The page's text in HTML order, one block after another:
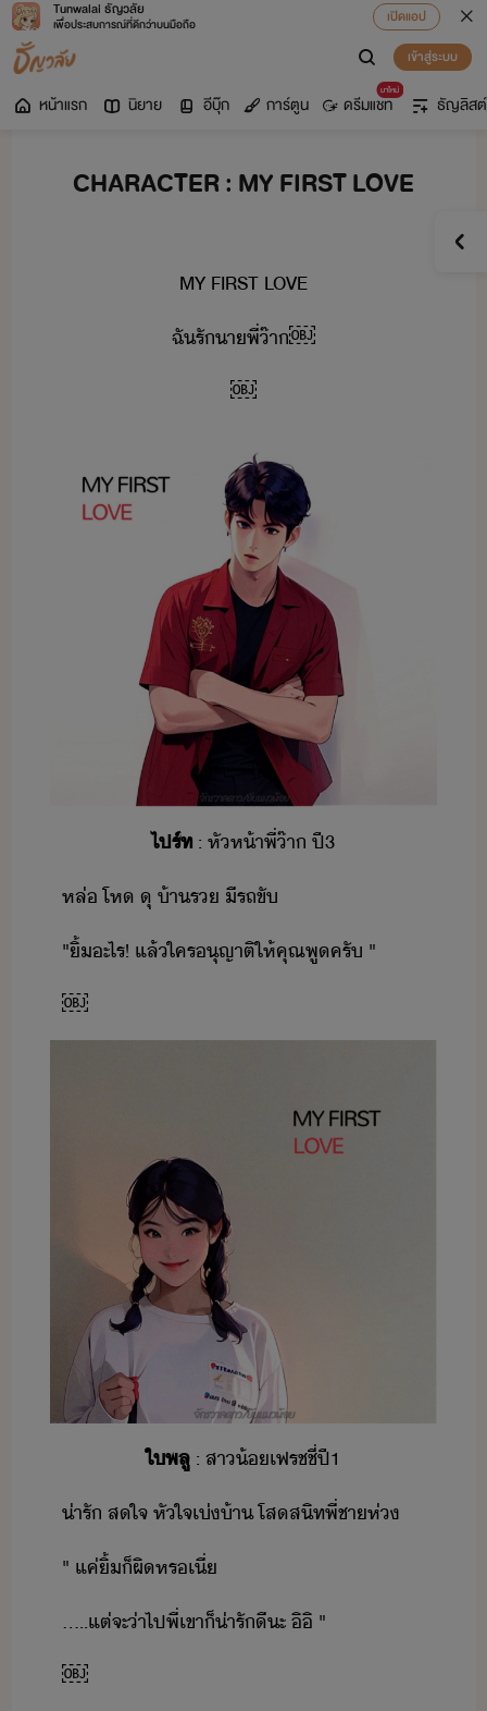
Tunwalai ธัญวลัย
เพื่อประสบการณ์ที่ดีกว่าบนมือถือ
เปิดแอป
เข้าสู่ระบบ
หน้าแรก นิยาย อีบุ๊ก การ์ตูน
มาใหม่
ดรีมแชท ธัญลิสต์
CHARACTER : MY FIRST LOVE
MY​ ​FIRST​ ​LOVE​
ฉั​รั​า​พี่​๊า​￼
￼
ไปร์ท ​:​ ​หัห้า​พี่​๊า​ ​ปี​3
หล่​ ​โห​ ​ุ​ ​้า​ร​ ​ี​รถ​ขั
"​ิ้​ะไร​!​ ​แล้​ใคร​ุญาติ​ให้​คุณ​พู​ครั​ ​"
￼
ใพลู ​:​ ​สา้​เฟรชชี่​ปี​1
่ารั​ ​ส​ใจ​ ​หัใจ​เ่​้า​ ​โส​สิท​พี่ชา​ห่
"​ ​แค่​ิ้​็​ผิ​หร​เี่
.....​แต่​จะ​่า​ไป​พี่​เขา​็​่ารั​ีะ​ ​ิิ​ ​"
￼